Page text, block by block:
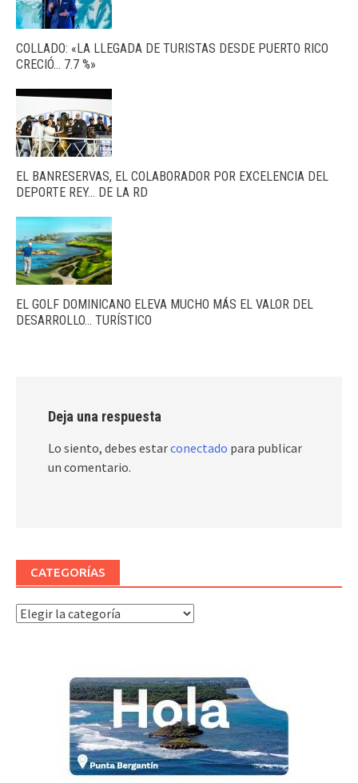
COLLADO: «LA LLEGADA DE TURISTAS DESDE PUERTO RICO
CRECIÓ… 7.7 %»
EL BANRESERVAS, EL COLABORADOR POR EXCELENCIA DEL
DEPORTE REY… DE LA RD
EL GOLF DOMINICANO ELEVA MUCHO MÁS EL VALOR DEL
DESARROLLO… TURÍSTICO
Deja una respuesta
Lo siento, debes estarconectado para publicar
un comentario.
CATEGORÍAS
Categorías